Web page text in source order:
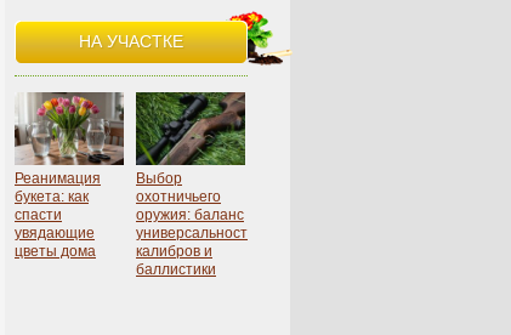
НА УЧАСТКЕ
Реанимация
букета: как
спасти
увядающие
цветы дома
Выбор
охотничьего
оружия: баланс
универсальности,
калибров и
баллистики